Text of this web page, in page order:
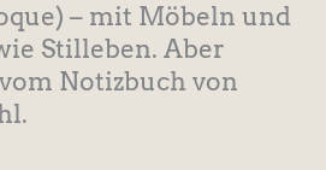
– mit Möbeln und
Stilleben. Aber
Notizbuch von